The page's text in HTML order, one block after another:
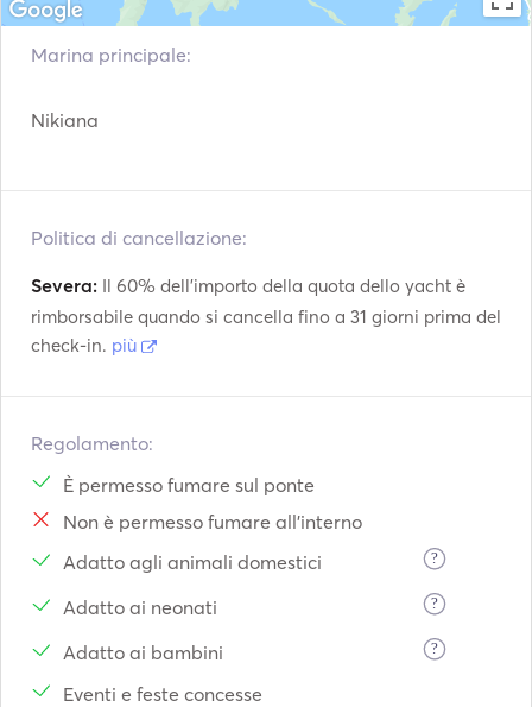
SUP (OPTIONAL AT EURO 100/WEEK) , SEA SCOOTER
EURO 80/WEEK).
Water toys: Snorkelling equipment.
Marina principale:
Nikiana
Politica di cancellazione:
Severa: Il 60% dell'importo della quota dello yacht è
rimborsabile quando si cancella fino a 31 giorni prima del
check-in. più
Regolamento:
È permesso fumare sul ponte
Non è permesso fumare all'interno
Adatto agli animali domestici
?
Adatto ai neonati ?
Adatto ai bambini ?
Eventi e feste concesse